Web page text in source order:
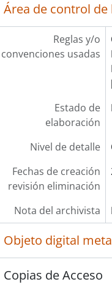
Área de control
Reglas y/o
convenciones usadas
Estado de
elaboración
Nivel de detalle
Fechas de creación
revisión eliminación
Nota del archivista
Objeto digital
Copias de Acceso